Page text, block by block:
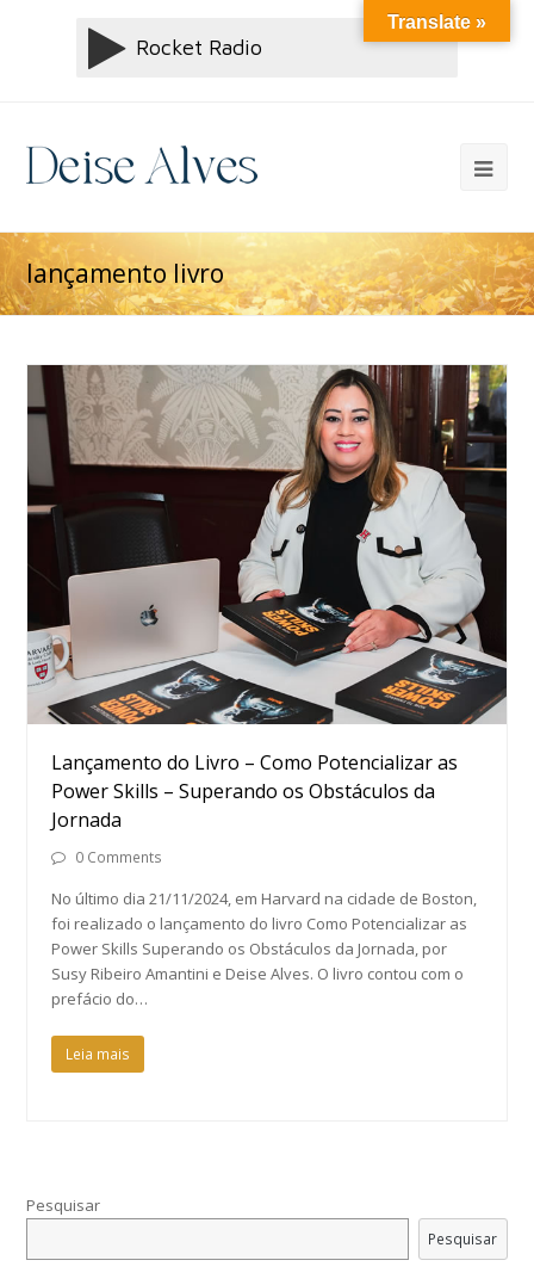
lançamento livro
Lançamento do Livro – Como Potencializar as
Power Skills – Superando os Obstáculos da
Jornada
0 Comments
No último dia 21/11/2024, em Harvard na cidade de Boston,
foi realizado o lançamento do livro Como Potencializar as
Power Skills Superando os Obstáculos da Jornada, por
Susy Ribeiro Amantini e Deise Alves. O livro contou com o
prefácio do…
Leia mais
Pesquisar
Pesquisar
Translate »